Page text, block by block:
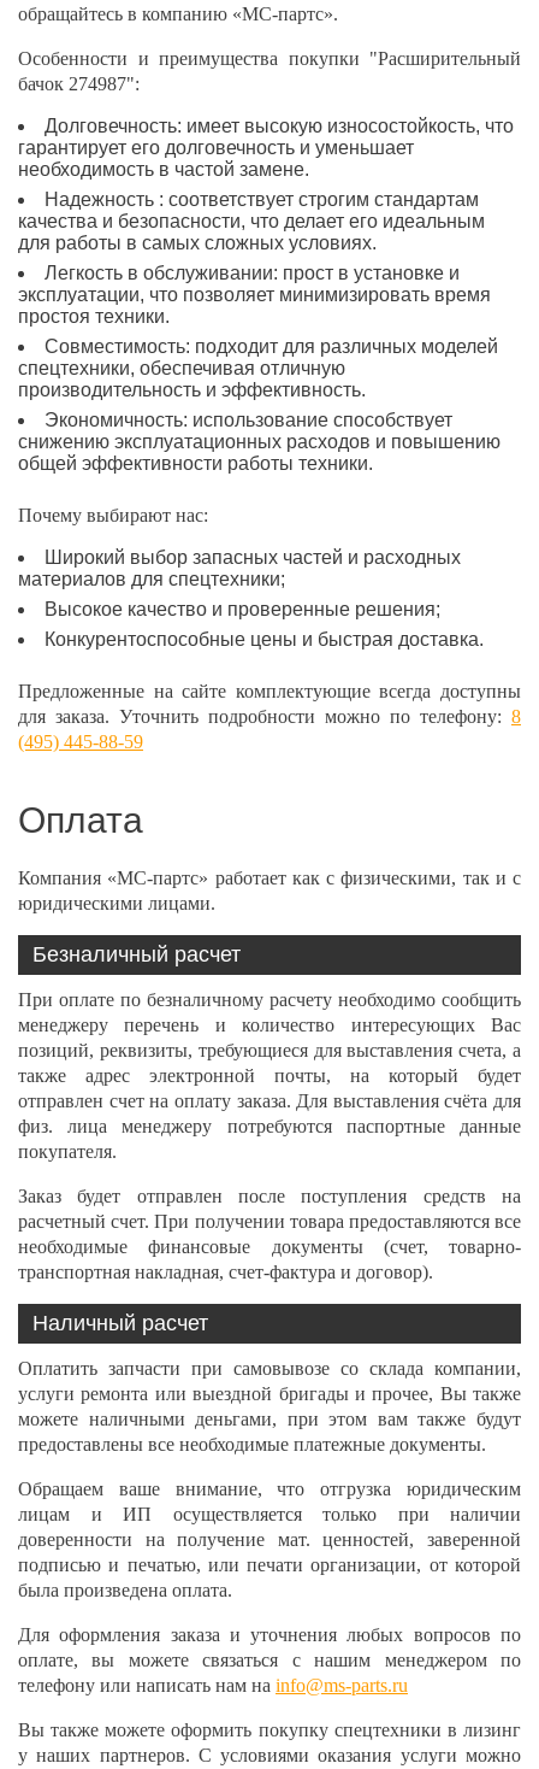
обращайтесь в компанию «МС-партс».
Особенности и преимущества покупки "Расширительный
бачок 274987":
Долговечность: имеет высокую износостойкость, что
гарантирует его долговечность и уменьшает
необходимость в частой замене.
Надежность : соответствует строгим стандартам
качества и безопасности, что делает его идеальным
для работы в самых сложных условиях.
Легкость в обслуживании: прост в установке и
эксплуатации, что позволяет минимизировать время
простоя техники.
Совместимость: подходит для различных моделей
спецтехники, обеспечивая отличную
производительность и эффективность.
Экономичность: использование способствует
снижению эксплуатационных расходов и повышению
общей эффективности работы техники.
Почему выбирают нас:
Широкий выбор запасных частей и расходных
материалов для спецтехники;
Высокое качество и проверенные решения;
Конкурентоспособные цены и быстрая доставка.
Предложенные на сайте комплектующие всегда доступны
для заказа. Уточнить подробности можно по телефону: 8
(495) 445-88-59
Оплата
Компания «МС-партс» работает как с физическими, так и с
юридическими лицами.
Безналичный расчет
При оплате по безналичному расчету необходимо сообщить
менеджеру перечень и количество интересующих Вас
позиций, реквизиты, требующиеся для выставления счета, а
также адрес электронной почты, на который будет
отправлен счет на оплату заказа. Для выставления счёта для
физ. лица менеджеру потребуются паспортные данные
покупателя.
Заказ будет отправлен после поступления средств на
расчетный счет. При получении товара предоставляются все
необходимые финансовые документы (счет, товарно-
транспортная накладная, счет-фактура и договор).
Наличный расчет
Оплатить запчасти при самовывозе со склада компании,
услуги ремонта или выездной бригады и прочее, Вы также
можете наличными деньгами, при этом вам также будут
предоставлены все необходимые платежные документы.
Обращаем ваше внимание, что отгрузка юридическим
лицам и ИП осуществляется только при наличии
доверенности на получение мат. ценностей, заверенной
подписью и печатью, или печати организации, от которой
была произведена оплата.
Для оформления заказа и уточнения любых вопросов по
оплате, вы можете связаться с нашим менеджером по
телефону или написать нам на info@ms-parts.ru
Вы также можете оформить покупку спецтехники в лизинг
у наших партнеров. С условиями оказания услуги можно